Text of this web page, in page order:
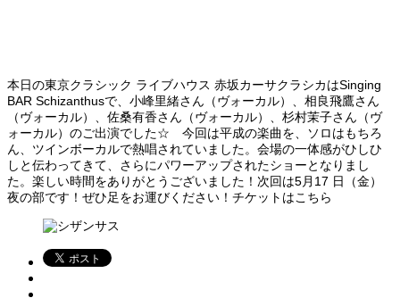
本日の東京クラシック ライブハウス 赤坂カーサクラシカはSinging
BAR Schizanthusで、小峰里緒さん（ヴォーカル）、相良飛鷹さん
（ヴォーカル）、佐桑有香さん（ヴォーカル）、杉村茉子さん（ヴ
ォーカル）のご出演でした☆ 今回は平成の楽曲を、ソロはもちろ
ん、ツインボーカルで熱唱されていました。会場の一体感がひしひ
しと伝わってきて、さらにパワーアップされたショーとなりまし
た。楽しい時間をありがとうございました！次回は5月17 日（金）
夜の部です！ぜひ足をお運びください！チケットはこちら